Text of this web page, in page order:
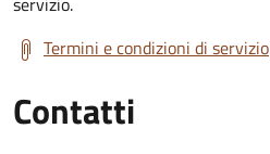
Termini e condizioni di servizio
Contatti